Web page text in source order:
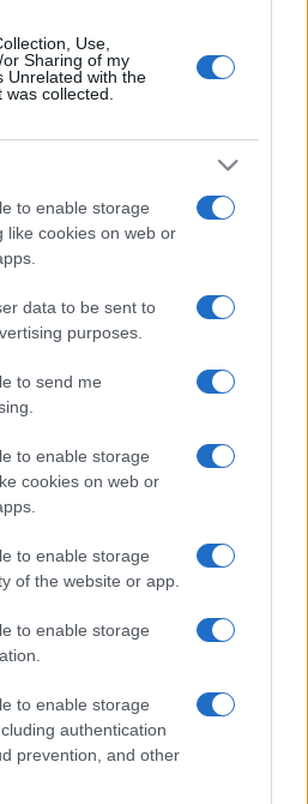
Use,
Sharing of my
Unrelated with the
collected.
to enable storage
like cookies on web or
data to be sent to
purposes.
to send me
to enable storage
cookies on web or
to enable storage
of the website or app.
to enable storage
to enable storage
authentication
prevention, and other
szaporodtak az új építmények
a szolgabírói hivatal,
az iskolák – a történelmi
örökítették meg
emeltek, amelyek a 20.
a képeslapok kedvelt
képeslapokat a múlt század
nyomdájában adták ki
a pozsonyi Kriváň és
meg.